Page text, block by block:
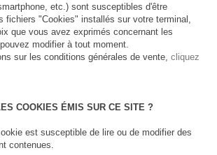
etc.) sont susceptibles d'être
fichiers "Cookies" installés sur votre terminal,
que vous avez exprimés concernant les
modifier à tout moment.
sur les conditions générales de vente, cliquez
COOKIES ÉMIS SUR CE SITE ?
est susceptible de lire ou de modifier des
contenues.